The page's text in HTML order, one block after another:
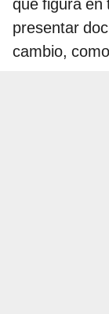
que figura en
presentar
cambio,